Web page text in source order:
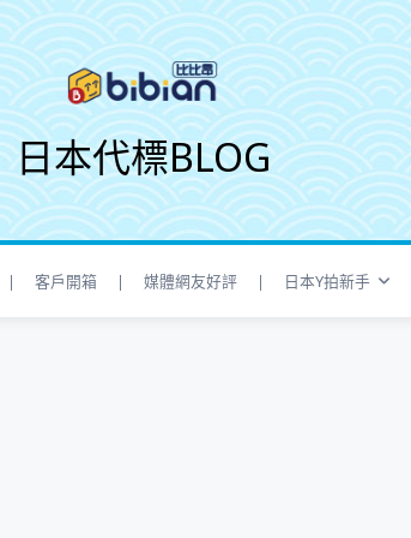
日本代標BLOG
| 客戶開箱 | 媒體網友好評 | 日本Y拍新手